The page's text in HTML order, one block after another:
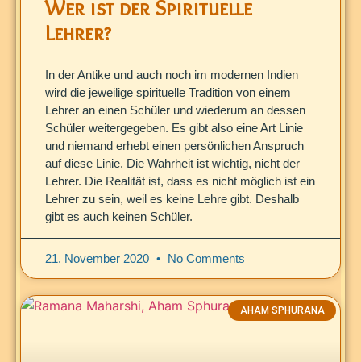
Wer ist der Spirituelle
Lehrer?
In der Antike und auch noch im modernen Indien
wird die jeweilige spirituelle Tradition von einem
Lehrer an einen Schüler und wiederum an dessen
Schüler weitergegeben. Es gibt also eine Art Linie
und niemand erhebt einen persönlichen Anspruch
auf diese Linie. Die Wahrheit ist wichtig, nicht der
Lehrer. Die Realität ist, dass es nicht möglich ist ein
Lehrer zu sein, weil es keine Lehre gibt. Deshalb
gibt es auch keinen Schüler.
21. November 2020 No Comments
AHAM SPHURANA